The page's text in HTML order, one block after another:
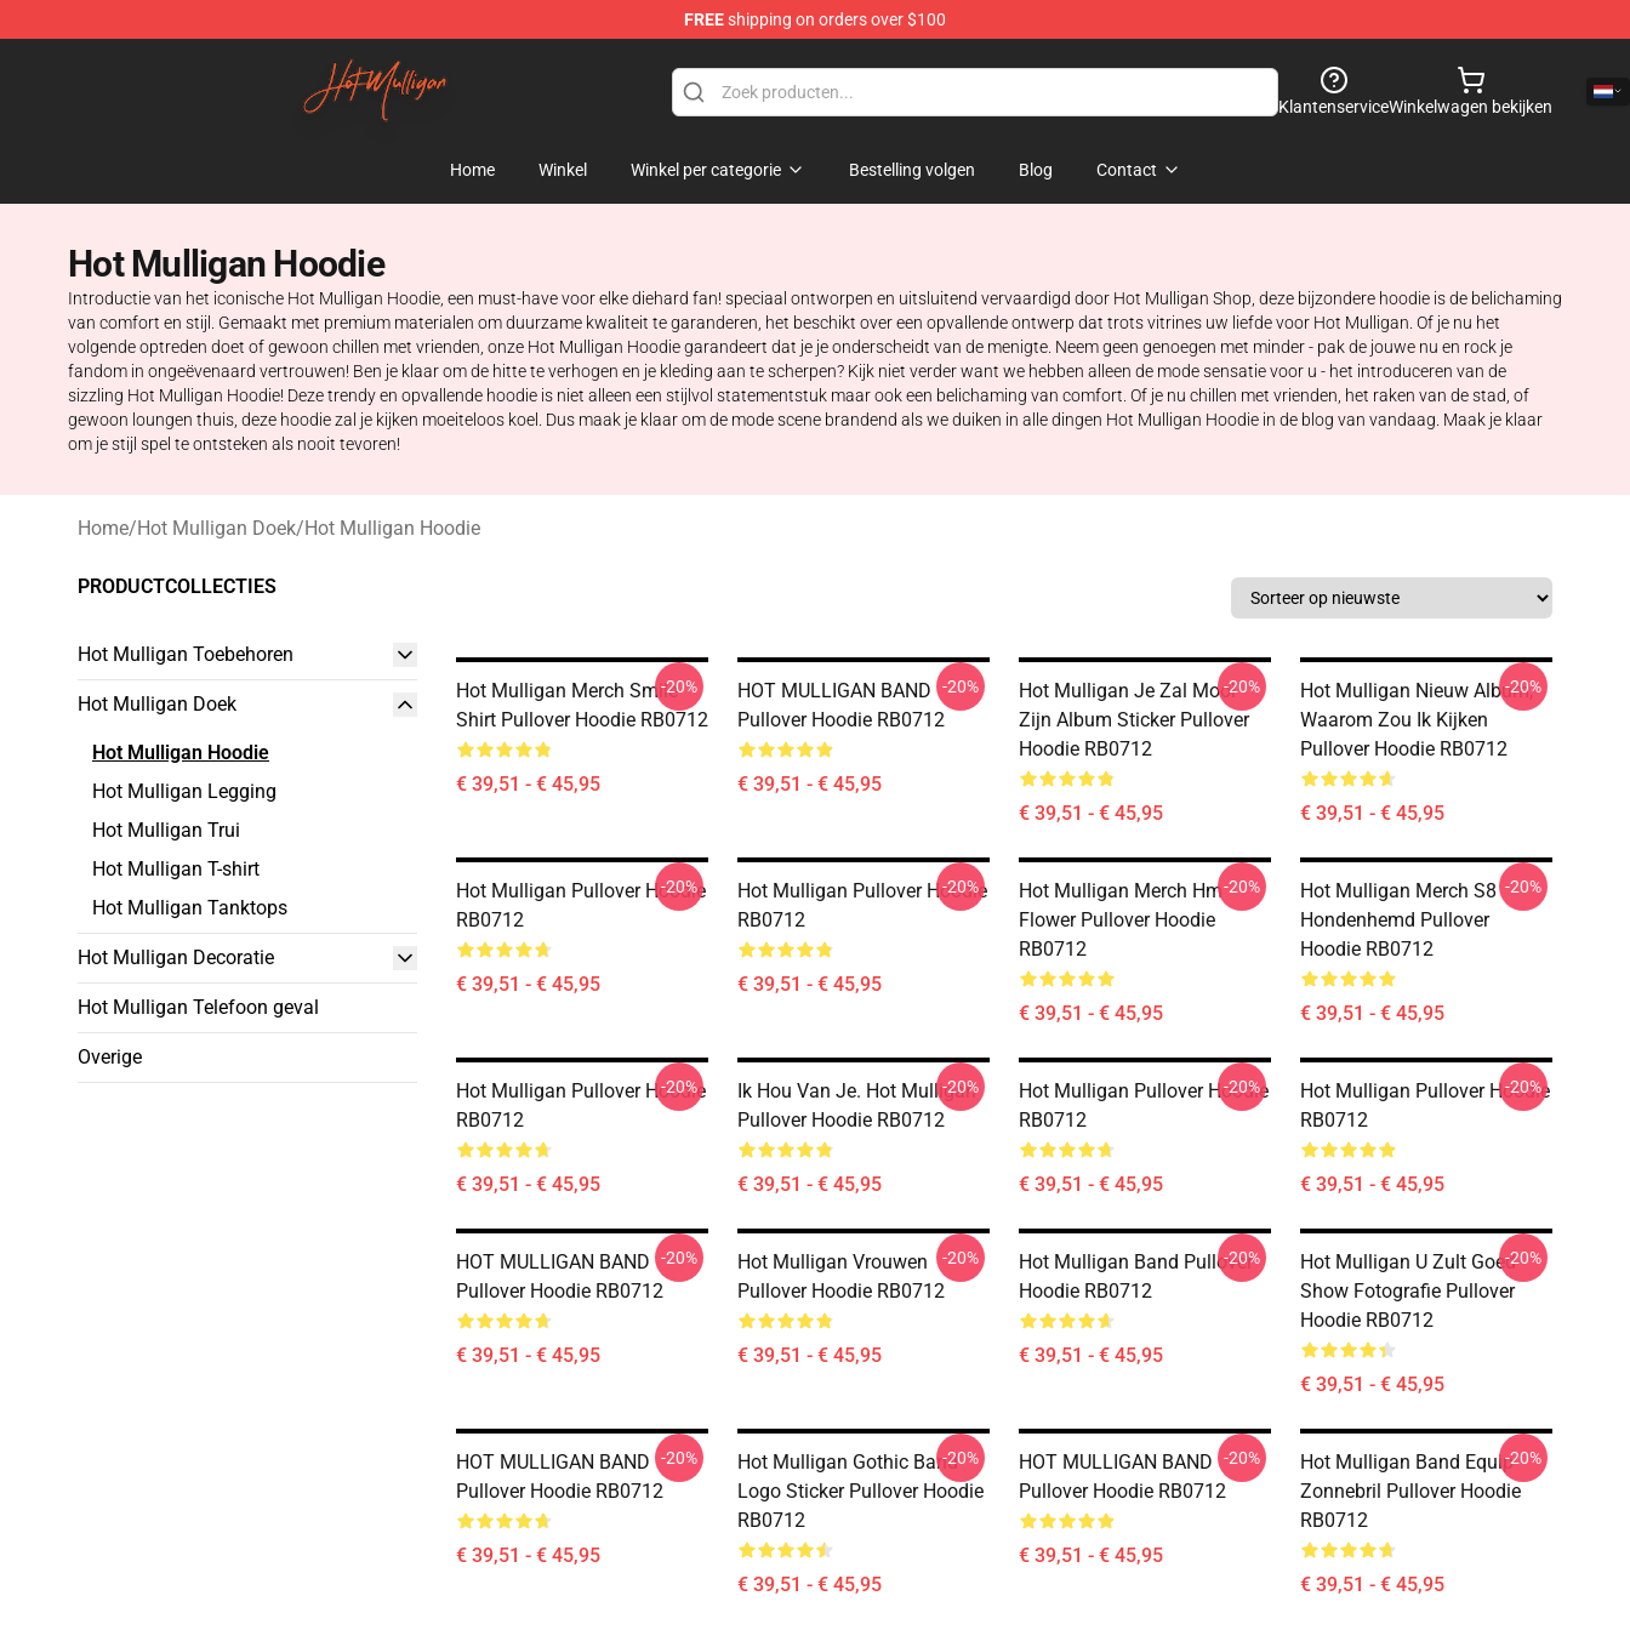
FREEshipping on orders over $100
Hot Mulligan Shop - Official Hot Mulligan Merchandise Store
KlantenserviceWinkelwagen bekijken
Home Winkel Winkel per categorie Bestelling volgen Blog Contact
Hot Mulligan Hoodie
Introductie van het iconische Hot Mulligan Hoodie, een must-have voor elke diehard fan! speciaal ontworpen en uitsluitend vervaardigd door Hot Mulligan Shop, deze bijzondere hoodie is de belichaming
van comfort en stijl. Gemaakt met premium materialen om duurzame kwaliteit te garanderen, het beschikt over een opvallende ontwerp dat trots vitrines uw liefde voor Hot Mulligan. Of je nu het
volgende optreden doet of gewoon chillen met vrienden, onze Hot Mulligan Hoodie garandeert dat je je onderscheidt van de menigte. Neem geen genoegen met minder - pak de jouwe nu en rock je
fandom in ongeëvenaard vertrouwen! Ben je klaar om de hitte te verhogen en je kleding aan te scherpen? Kijk niet verder want we hebben alleen de mode sensatie voor u - het introduceren van de
sizzling Hot Mulligan Hoodie! Deze trendy en opvallende hoodie is niet alleen een stijlvol statementstuk maar ook een belichaming van comfort. Of je nu chillen met vrienden, het raken van de stad, of
gewoon loungen thuis, deze hoodie zal je kijken moeiteloos koel. Dus maak je klaar om de mode scene brandend als we duiken in alle dingen Hot Mulligan Hoodie in de blog van vandaag. Maak je klaar
om je stijl spel te ontsteken als nooit tevoren!
Home/Hot Mulligan Doek/Hot Mulligan Hoodie
PRODUCTCOLLECTIES
Hot Mulligan Toebehoren
Hot Mulligan Doek
Hot Mulligan Hoodie
Hot Mulligan Legging
Hot Mulligan Trui
Hot Mulligan T-shirt
Hot Mulligan Tanktops
Hot Mulligan Decoratie
Hot Mulligan Telefoon geval
Overige
Hot Mulligan Merch Smile
Shirt Pullover Hoodie RB0712
€ 39,51 - € 45,95
-20%
HOT MULLIGAN BAND
Pullover Hoodie RB0712
€ 39,51 - € 45,95
-20%
Hot Mulligan Je Zal Mooi
Zijn Album Sticker Pullover
Hoodie RB0712
€ 39,51 - € 45,95
-20%
Hot Mulligan Nieuw Album,
Waarom Zou Ik Kijken
Pullover Hoodie RB0712
€ 39,51 - € 45,95
-20%
Hot Mulligan Pullover Hoodie
RB0712
€ 39,51 - € 45,95
-20%
Hot Mulligan Pullover Hoodie
RB0712
€ 39,51 - € 45,95
-20%
Hot Mulligan Merch Hm
Flower Pullover Hoodie
RB0712
€ 39,51 - € 45,95
-20%
Hot Mulligan Merch S8
Hondenhemd Pullover
Hoodie RB0712
€ 39,51 - € 45,95
-20%
Hot Mulligan Pullover Hoodie
RB0712
€ 39,51 - € 45,95
-20%
Ik Hou Van Je. Hot Mulligan
Pullover Hoodie RB0712
€ 39,51 - € 45,95
-20%
Hot Mulligan Pullover Hoodie
RB0712
€ 39,51 - € 45,95
-20%
Hot Mulligan Pullover Hoodie
RB0712
€ 39,51 - € 45,95
-20%
HOT MULLIGAN BAND
Pullover Hoodie RB0712
€ 39,51 - € 45,95
-20%
Hot Mulligan Vrouwen
Pullover Hoodie RB0712
€ 39,51 - € 45,95
-20%
Hot Mulligan Band Pullover
Hoodie RB0712
€ 39,51 - € 45,95
-20%
Hot Mulligan U Zult Goed
Show Fotografie Pullover
Hoodie RB0712
€ 39,51 - € 45,95
-20%
HOT MULLIGAN BAND
Pullover Hoodie RB0712
€ 39,51 - € 45,95
-20%
Hot Mulligan Gothic Band
Logo Sticker Pullover Hoodie
RB0712
€ 39,51 - € 45,95
-20%
HOT MULLIGAN BAND
Pullover Hoodie RB0712
€ 39,51 - € 45,95
-20%
Hot Mulligan Band Equip
Zonnebril Pullover Hoodie
RB0712
€ 39,51 - € 45,95
-20%